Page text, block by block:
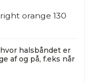
orange 130
halsbåndet er
af og på, f.eks når